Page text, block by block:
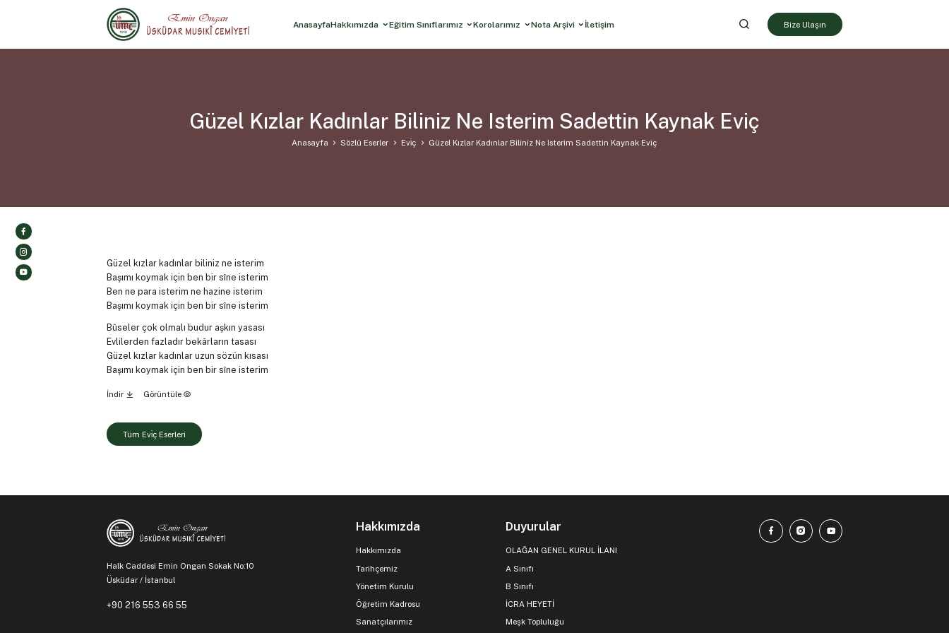
AnasayfaHakkımızda Eğitim Sınıflarımız Korolarımız Nota Arşivi İletişim Bize Ulaşın
Güzel Kızlar Kadınlar Biliniz Ne Isterim Sadettin Kaynak Eviç
Anasayfa Sözlü Eserler Evi̇ç Güzel Kızlar Kadınlar Biliniz Ne Isterim Sadettin Kaynak Eviç
Güzel kızlar kadınlar biliniz ne isterim
Başımı koymak için ben bir sîne isterim
Ben ne para isterim ne hazine isterim
Başımı koymak için ben bir sîne isterim
Bûseler çok olmalı budur aşkın yasası
Evlilerden fazladır bekârların tasası
Güzel kızlar kadınlar uzun sözün kısası
Başımı koymak için ben bir sîne isterim
İndir Görüntüle
Tüm Evi̇ç Eserleri
Halk Caddesi Emin Ongan Sokak No:10
Üsküdar / İstanbul
+90 216 553 66 55
Hakkımızda
Hakkımızda
Tarihçemiz
Yönetim Kurulu
Öğretim Kadrosu
Sanatçılarımız
Duyurular
OLAĞAN GENEL KURUL İLANI
A Sınıfı
B Sınıfı
İCRA HEYETİ
Meşk Topluluğu